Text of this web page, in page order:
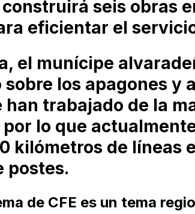
seis obras
eficientar el
el munícipe
los apagones y
han trabajado de la
lo que
kilómetros de líneas
postes.
de CFE es un tema